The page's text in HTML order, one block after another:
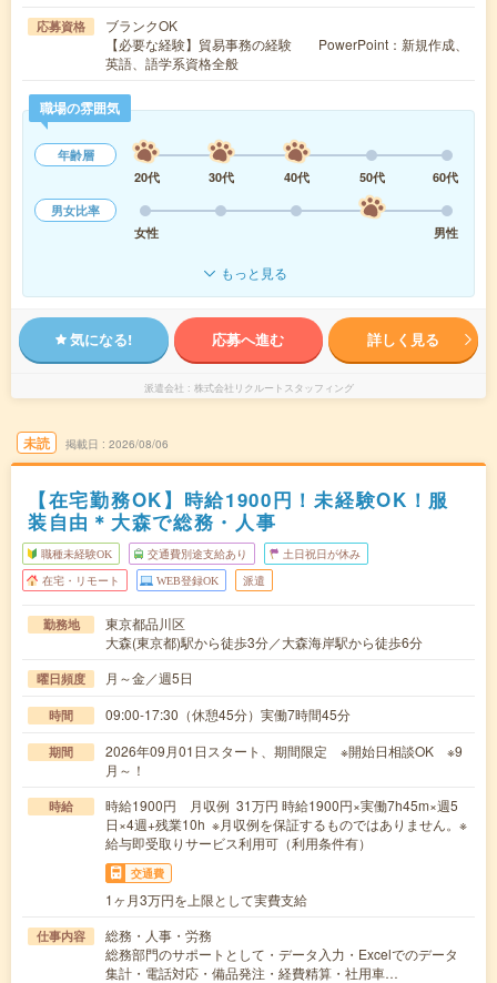
応募資格
ブランクOK
【必要な経験】貿易事務の経験 PowerPoint：新規作成、
英語、語学系資格全般
職場の雰囲気
年齢層
20代
30代 40代 50代
60代
男女比率
女性
男性
もっと見る
気になる! 応募へ進む 詳しく見る
派遣会社 株式会社リクルートスタッフィング
未読 掲載日 2026/08/06
【在宅勤務OK】時給1900円！未経験OK！服
装自由＊大森で総務・人事
職種未経験OK 交通費別途支給あり 土日祝日が休み
在宅・リモート WEB登録OK 派遣
勤務地
東京都品川区
大森(東京都)駅から徒歩3分／大森海岸駅から徒歩6分
曜日頻度 月～金／週5日
時間 09:00-17:30（休憩45分）実働7時間45分
期間
2026年09月01日スタート、期間限定 ※開始日相談OK ※9
月～！
時給
時給1900円 月収例 31万円 時給1900円×実働7h45m×週5
日×4週+残業10h ※月収例を保証するものではありません。※
給与即受取りサービス利用可（利用条件有）
交通費
1ヶ月3万円を上限として実費支給
仕事内容
総務・人事・労務
総務部門のサポートとして・データ入力・Excelでのデータ
集計・電話対応・備品発注・経費精算・社用車…